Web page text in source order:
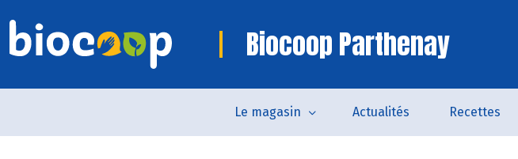
Biocoop Parthenay
Le magasin Actualités Recettes